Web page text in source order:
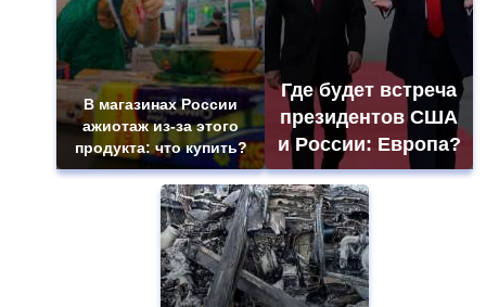
В магазинах России
ажиотаж из-за этого
продукта: что купить?
Где будет встреча
президентов США
и России: Европа?